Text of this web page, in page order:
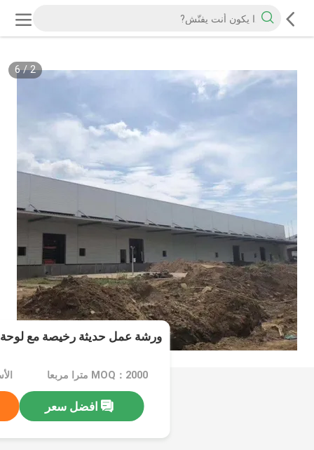
2
/
6
ورشة عمل حديثة رخيصة مع
MOQ：2000 مترا مربعا
افضل سعر